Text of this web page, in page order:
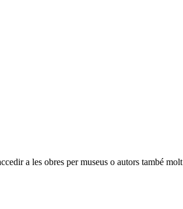
a les obres per museus o autors també